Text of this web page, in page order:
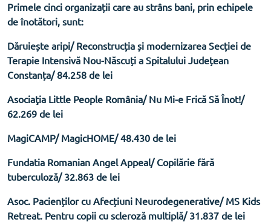
Primele cinci organizații care au strâns bani, prin echipele
de înotători, sunt:
Dăruiește aripi/ Reconstrucția și modernizarea Secției de
Terapie Intensivă Nou-Născuți a Spitalului Județean
Constanța/ 84.258 de lei
Asociaţia Little People România/ Nu Mi-e Frică Să Înot!/
62.269 de lei
MagiCAMP/ MagicHOME/ 48.430 de lei
Fundatia Romanian Angel Appeal/ Copilărie fără
tuberculoză/ 32.863 de lei
Asoc. Pacienților cu Afecțiuni Neurodegenerative/ MS Kids
Retreat. Pentru copii cu scleroză multiplă/ 31.837 de lei